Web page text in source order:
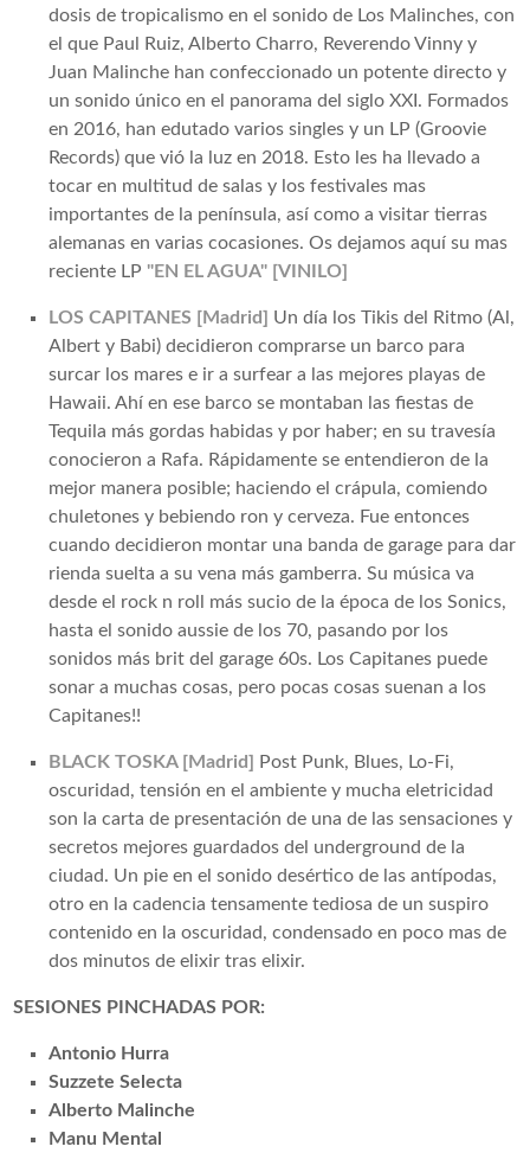
dosis de tropicalismo en el sonido de Los Malinches, con
el que Paul Ruiz, Alberto Charro, Reverendo Vinny y
Juan Malinche han confeccionado un potente directo y
un sonido único en el panorama del siglo XXI. Formados
en 2016, han edutado varios singles y un LP (Groovie
Records) que vió la luz en 2018. Esto les ha llevado a
tocar en multitud de salas y los festivales mas
importantes de la península, así como a visitar tierras
alemanas en varias cocasiones. Os dejamos aquí su mas
reciente LP "EN EL AGUA" [VINILO]
LOS CAPITANES [Madrid] Un día los Tikis del Ritmo (Al,
Albert y Babi) decidieron comprarse un barco para
surcar los mares e ir a surfear a las mejores playas de
Hawaii. Ahí en ese barco se montaban las fiestas de
Tequila más gordas habidas y por haber; en su travesía
conocieron a Rafa. Rápidamente se entendieron de la
mejor manera posible; haciendo el crápula, comiendo
chuletones y bebiendo ron y cerveza. Fue entonces
cuando decidieron montar una banda de garage para dar
rienda suelta a su vena más gamberra. Su música va
desde el rock n roll más sucio de la época de los Sonics,
hasta el sonido aussie de los 70, pasando por los
sonidos más brit del garage 60s. Los Capitanes puede
sonar a muchas cosas, pero pocas cosas suenan a los
Capitanes!!
BLACK TOSKA [Madrid]
Post Punk, Blues, Lo-Fi,
oscuridad, tensión en el ambiente y mucha eletricidad
son la carta de presentación de una de las sensaciones y
secretos mejores guardados del underground de la
ciudad. Un pie en el sonido desértico de las antípodas,
otro en la cadencia tensamente tediosa de un suspiro
contenido en la oscuridad, condensado en poco mas de
dos minutos de elixir tras elixir.
SESIONES PINCHADAS POR:
Antonio Hurra
Suzzete Selecta
Alberto Malinche
Manu Mental